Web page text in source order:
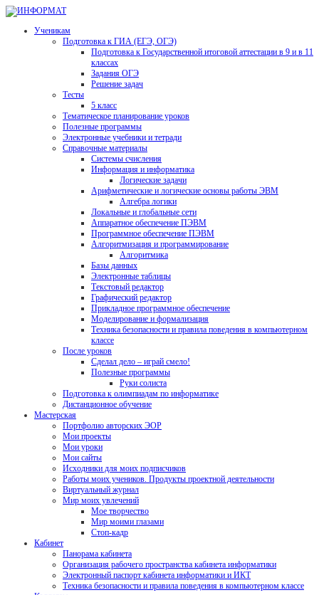
Ученикам
Подготовка к ГИА (ЕГЭ, ОГЭ)
Подготовка к Государственной итоговой аттестации в 9 и в 11
классах
Задания ОГЭ
Решение задач
Тесты
5 класс
Тематическое планирование уроков
Полезные программы
Электронные учебники и тетради
Справочные материалы
Системы счисления
Информация и информатика
Логические задачи
Арифметические и логические основы работы ЭВМ
Алгебра логики
Локальные и глобальные сети
Аппаратное обеспечение ПЭВМ
Программное обеспечение ПЭВМ
Алгоритмизация и программирование
Алгоритмика
Базы данных
Электронные таблицы
Текстовый редактор
Графический редактор
Прикладное программное обеспечение
Моделирование и формализация
Техника безопасности и правила поведения в компьютерном
классе
После уроков
Сделал дело – играй смело!
Полезные программы
Руки солиста
Подготовка к олимпиадам по информатике
Дистанционное обучение
Мастерская
Портфолио авторских ЭОР
Мои проекты
Мои уроки
Мои сайты
Исходники для моих подписчиков
Работы моих учеников. Продукты проектной деятельности
Виртуальный журнал
Мир моих увлечений
Мое творчество
Мир моими глазами
Стоп-кадр
Кабинет
Панорама кабинета
Организация рабочего пространства кабинета информатики
Электронный паспорт кабинета информатики и ИКТ
Техника безопасности и правила поведения в компьютерном классе